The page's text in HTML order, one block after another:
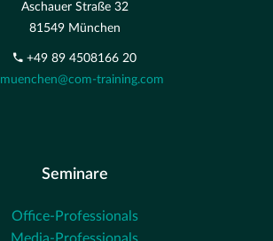
Aschauer Straße 32
81549 München
+49 89 4508166 20
muenchen@com-training.com
Seminare
Office-Professionals